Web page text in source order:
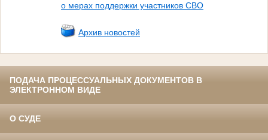
о мерах поддержки участников СВО
Архив новостей
ПОДАЧА ПРОЦЕССУАЛЬНЫХ ДОКУМЕНТОВ В
ЭЛЕКТРОННОМ ВИДЕ
О СУДЕ